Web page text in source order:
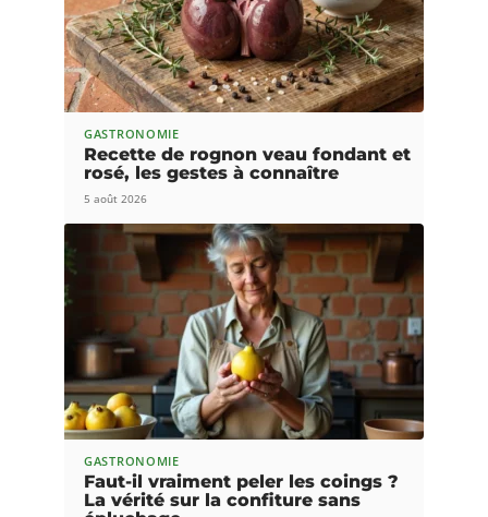
GASTRONOMIE
Recette de rognon veau fondant et
rosé, les gestes à connaître
5 août 2026
GASTRONOMIE
Faut-il vraiment peler les coings ?
La vérité sur la confiture sans